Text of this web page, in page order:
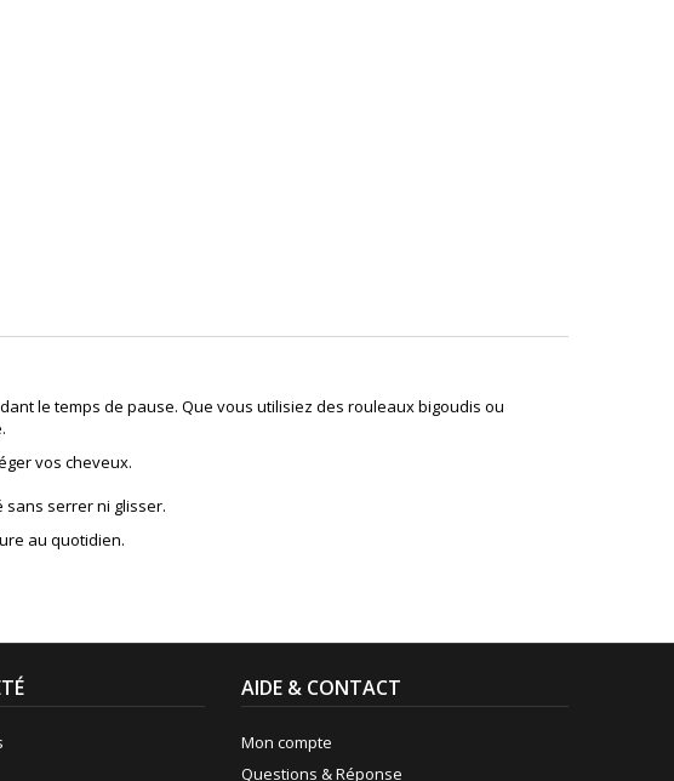
le temps de pause. Que vous utilisiez des rouleaux bigoudis ou
vos cheveux.
serrer ni glisser.
au quotidien.
AIDE & CONTACT
Mon compte
Questions & Réponse